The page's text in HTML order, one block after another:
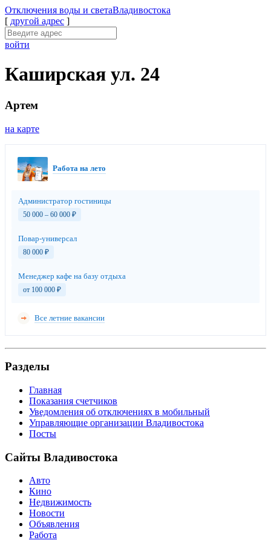
Отключения воды и светаВладивостока
[ другой адрес ]
войти
Каширская ул. 24
Артем
на карте
Работа на лето
Администратор гостиницы
50 000 – 60 000 ₽
Повар-универсал
80 000 ₽
Менеджер кафе на базу отдыха
от 100 000 ₽
Все летние вакансии
Разделы
Главная
Показания счетчиков
Уведомления об отключениях в мобильный
Управляющие организации Владивостока
Посты
Сайты Владивостока
Авто
Кино
Недвижимость
Новости
Объявления
Работа